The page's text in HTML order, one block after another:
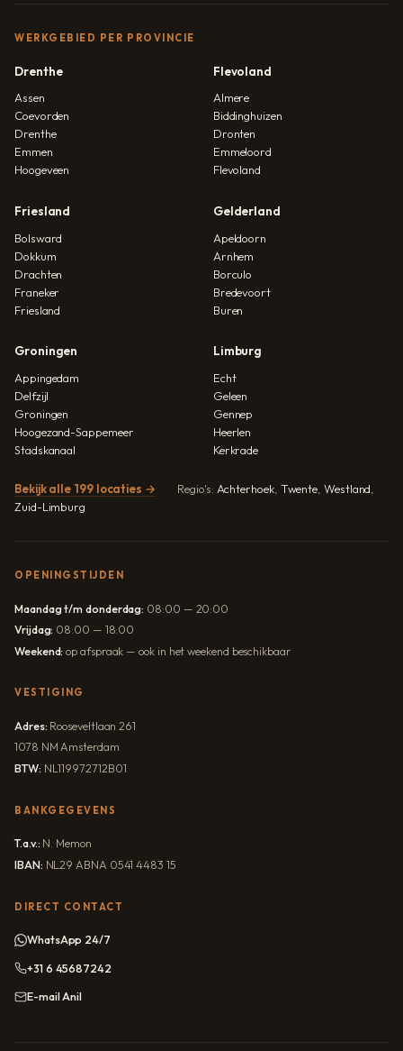
WERKGEBIED PER PROVINCIE
Drenthe
Assen
Coevorden
Drenthe
Emmen
Hoogeveen
Flevoland
Almere
Biddinghuizen
Dronten
Emmeloord
Flevoland
Friesland
Bolsward
Dokkum
Drachten
Franeker
Friesland
Gelderland
Apeldoorn
Arnhem
Borculo
Bredevoort
Buren
Groningen
Appingedam
Delfzijl
Groningen
Hoogezand-Sappemeer
Stadskanaal
Limburg
Echt
Geleen
Gennep
Heerlen
Kerkrade
Bekijk alle 199 locaties → Regio's: Achterhoek, Twente Westland
Zuid-Limburg
OPENINGSTIJDEN
Maandag t/m donderdag: 08:00 — 20:00
Vrijdag: 08:00 — 18:00
Weekend: op afspraak — ook in het weekend beschikbaar
VESTIGING
Adres: Rooseveltlaan 261
1078 NM Amsterdam
BTW: NL119972712B01
BANKGEGEVENS
T.a.v.: N. Memon
IBAN: NL29 ABNA 0541 4483 15
DIRECT CONTACT
WhatsApp 24/7
+31 6 45687242
E-mail Anil